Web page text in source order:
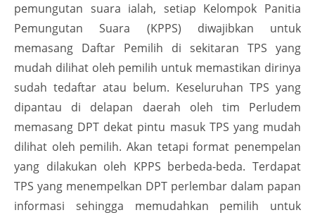
pemungutan suara ialah, setiap Kelompok Panitia
Pemungutan Suara (KPPS) diwajibkan untuk
memasang Daftar Pemilih di sekitaran TPS yang
mudah dilihat oleh pemilih untuk memastikan dirinya
sudah tedaftar atau belum. Keseluruhan TPS yang
dipantau di delapan daerah oleh tim Perludem
memasang DPT dekat pintu masuk TPS yang mudah
dilihat oleh pemilih. Akan tetapi format penempelan
yang dilakukan oleh KPPS berbeda-beda. Terdapat
TPS yang menempelkan DPT perlembar dalam papan
informasi sehingga memudahkan pemilih untuk